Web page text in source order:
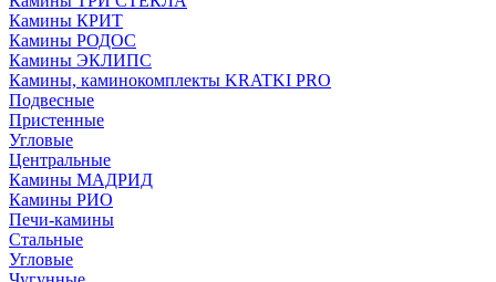
Камины КРИТ
Камины РОДОС
Камины ЭКЛИПС
Камины, каминокомплекты KRATKI PRO
Подвесные
Пристенные
Угловые
Центральные
Камины МАДРИД
Камины РИО
Печи-камины
Стальные
Угловые